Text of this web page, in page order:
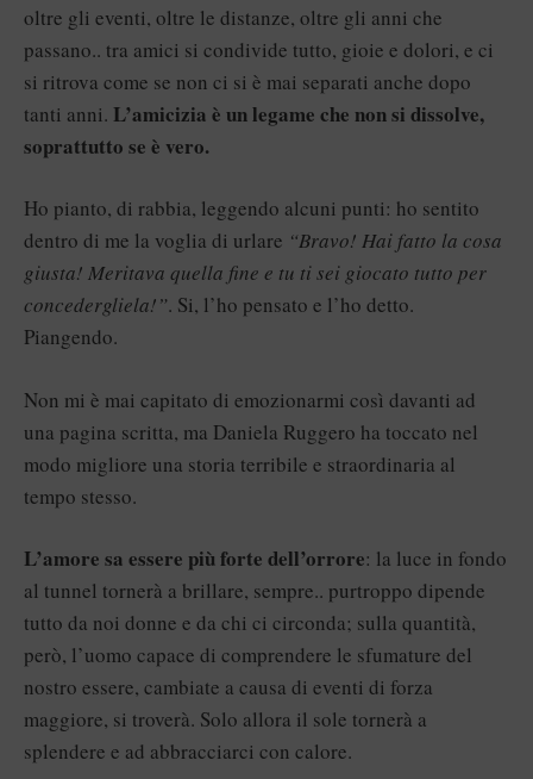
oltre gli eventi, oltre le distanze, oltre gli anni che
passano.. tra amici si condivide tutto, gioie e dolori, e ci
si ritrova come se non ci si è mai separati anche dopo
tanti anni. L’amicizia è un legame che non si dissolve,
soprattutto se è vero.
Ho pianto, di rabbia, leggendo alcuni punti: ho sentito
dentro di me la voglia di urlare “Bravo! Hai fatto la cosa
giusta! Meritava quella fine e tu ti sei giocato tutto per
concedergliela!”. Si, l’ho pensato e l’ho detto.
Piangendo.
Non mi è mai capitato di emozionarmi così davanti ad
una pagina scritta, ma Daniela Ruggero ha toccato nel
modo migliore una storia terribile e straordinaria al
tempo stesso.
L’amore sa essere più forte dell’orrore: la luce in fondo
al tunnel tornerà a brillare, sempre.. purtroppo dipende
tutto da noi donne e da chi ci circonda; sulla quantità,
però, l’uomo capace di comprendere le sfumature del
nostro essere, cambiate a causa di eventi di forza
maggiore, si troverà. Solo allora il sole tornerà a
splendere e ad abbracciarci con calore.